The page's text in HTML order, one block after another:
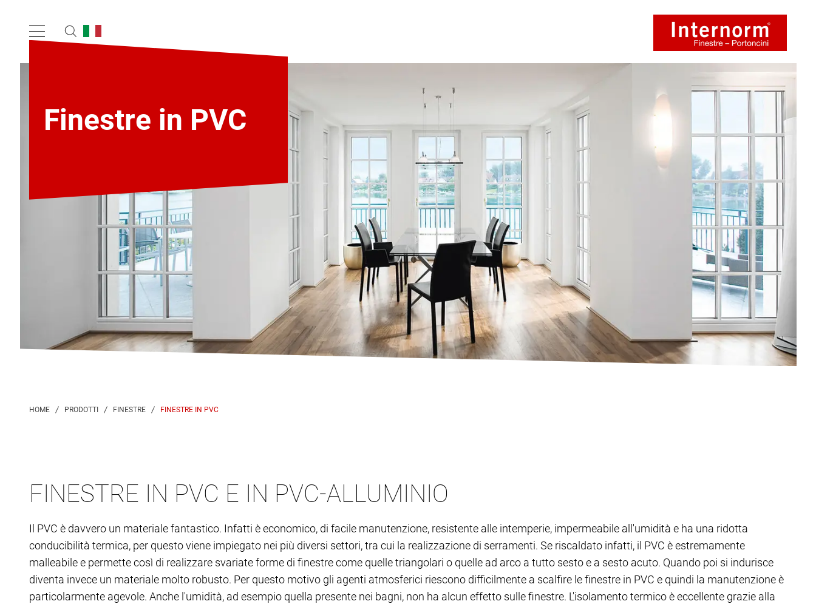
Finestre in PVC
FINESTRE IN PVC
FINESTRE IN PVC E IN PVC-ALLUMINIO
Il PVC è davvero un materiale fantastico. Infatti è economico, di facile manutenzione, resistente alle intemperie, impermeabile all'umidità e ha una ridotta
conducibilità termica, per questo viene impiegato nei più diversi settori, tra cui la realizzazione di serramenti. Se riscaldato infatti, il PVC è estremamente
malleabile e permette così di realizzare svariate forme di finestre come quelle triangolari o quelle ad arco a tutto sesto e a sesto acuto. Quando poi si indurisce
diventa invece un materiale molto robusto. Per questo motivo gli agenti atmosferici riescono difficilmente a scalfire le finestre in PVC e quindi la manutenzione è
particolarmente agevole. Anche l'umidità, ad esempio quella presente nei bagni, non ha alcun effetto sulle finestre. L'isolamento termico è eccellente grazie alla